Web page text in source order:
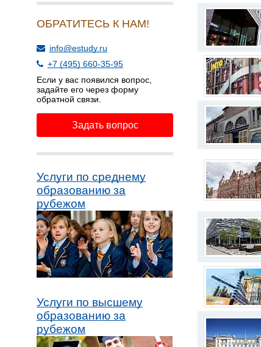
ОБРАТИТЕСЬ К НАМ!
info@estudy.ru
+7 (495) 660-35-95
Если у вас появился вопрос,
задайте его через форму
обратной связи.
Задать вопрос
Услуги по среднему
образованию за
рубежом
Услуги по высшему
образованию за
рубежом